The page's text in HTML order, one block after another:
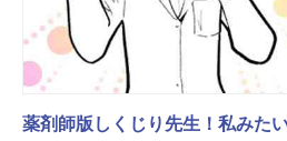
薬剤師版しくじり先生！私みた